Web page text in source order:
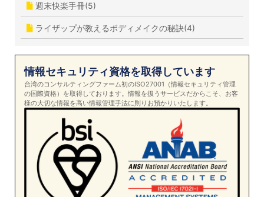
週末快楽手冊(5)
ライザップが教えるボディメイクの秘訣(4)
情報セキュリティ資格を取得しています
台湾のコンサルティングファーム初のISO27001（情報セキュリティ管理
の国際資格）を取得しております。情報を扱うサービスだからこそ、お客
様の大切な情報を高い情報管理手法に則りお預かりいたします。